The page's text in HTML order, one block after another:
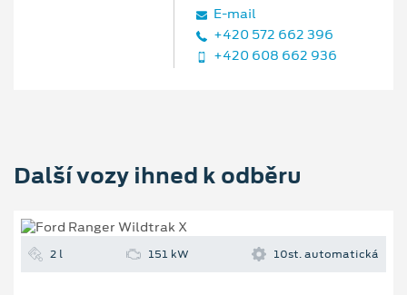
E‑mail
+420 572 662 396
+420 608 662 936
Další vozy ihned k odběru
2 l 151 kW 10st. automatická